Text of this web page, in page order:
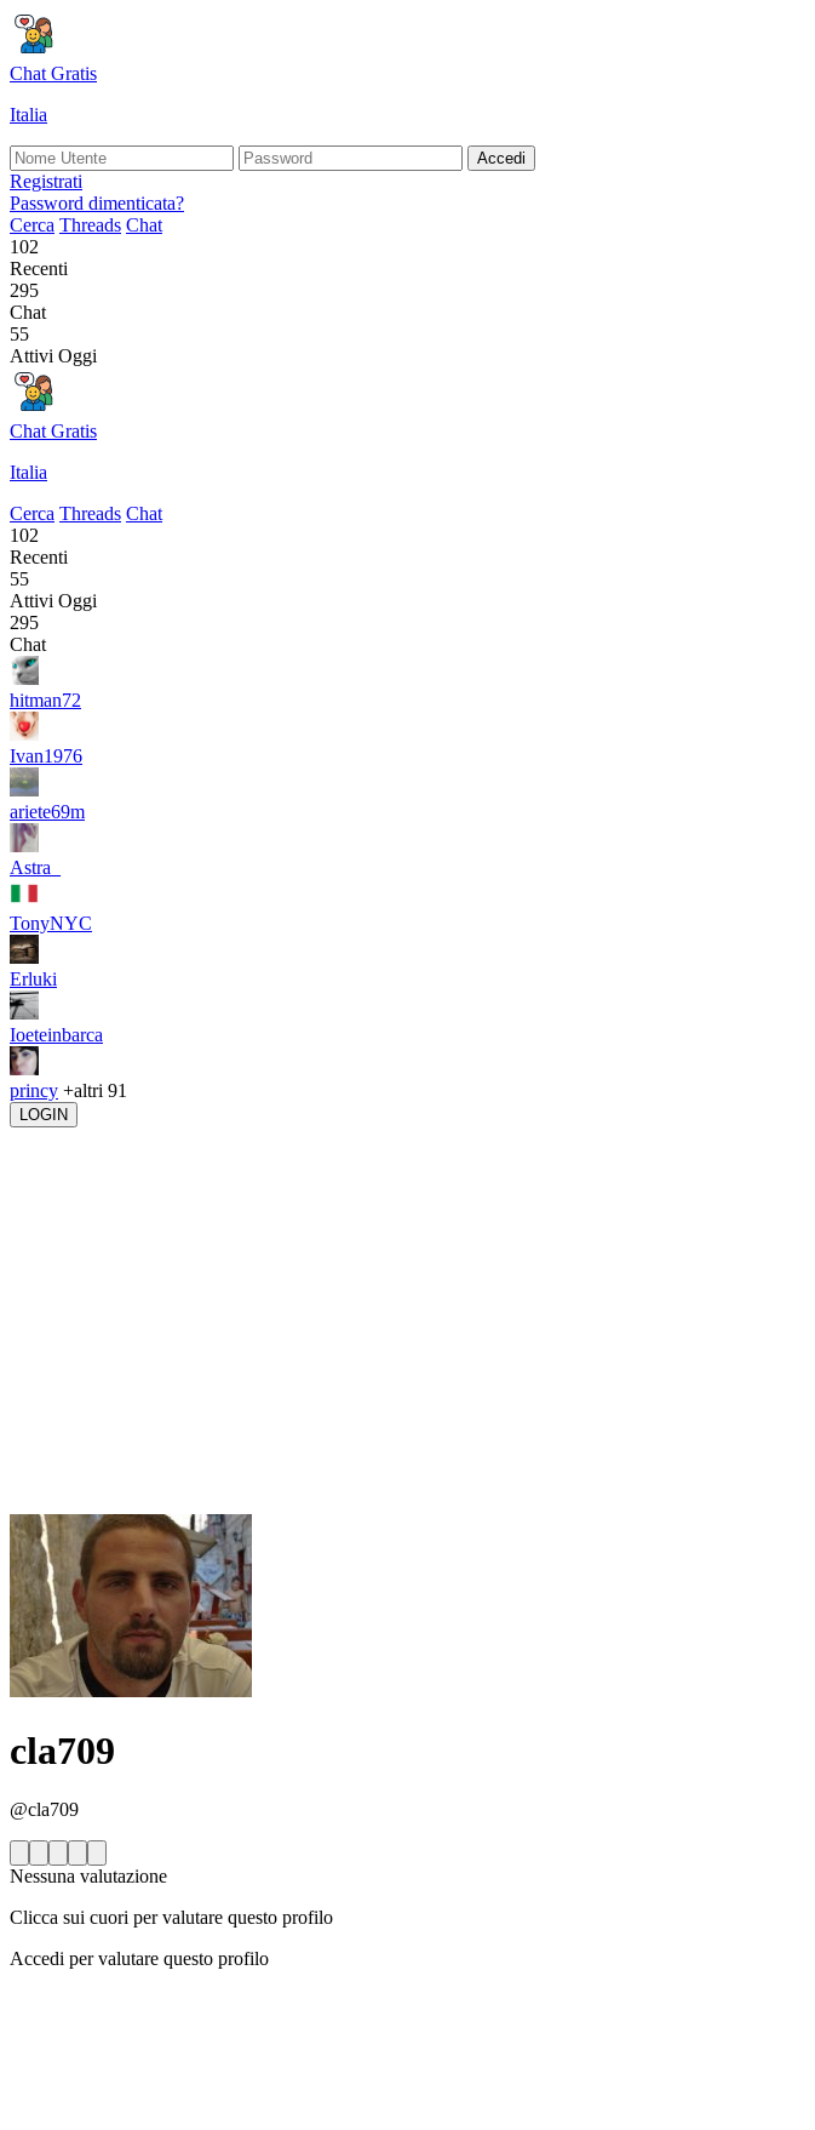
Chat Gratis
Italia
Accedi
Registrati
Password dimenticata?
Cerca Threads Chat
102
Recenti
295
Chat
55
Attivi Oggi
Chat Gratis
Italia
Cerca Threads Chat
102
Recenti
55
Attivi Oggi
295
Chat
hitman72
Ivan1976
ariete69m
Astra_
TonyNYC
Erluki
Ioeteinbarca
princy +altri 91
LOGIN
cla709
@cla709
Nessuna valutazione
Clicca sui cuori per valutare questo profilo
Accedi per valutare questo profilo